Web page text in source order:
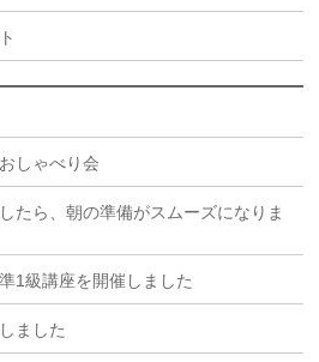
しゃべり会
たら、朝の準備がスムーズになりま
1級講座を開催しました
ました